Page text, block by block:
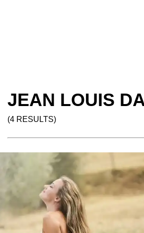
JEAN LOUIS
(4 RESULTS)